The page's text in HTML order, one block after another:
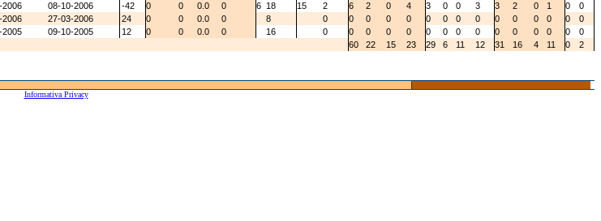
2006 08-10-2006 -42 0 0 0.0 0 6 18 15 2 6 2 0 4 3 0 0 3 3 2 0 1 0
0
2006 27-03-2006 24 0 0 0.0 0 8 0 0 0 0 0 0 0 0 0 0 0 0 0 0
0
2005 09-10-2005 12 0 0 0.0 0 16 0 0 0 0 0 0 0 0 0 0 0 0 0 0
0
60
22 15 23 29 6 11 12 31 16 4 11 0 2
Informativa Privacy